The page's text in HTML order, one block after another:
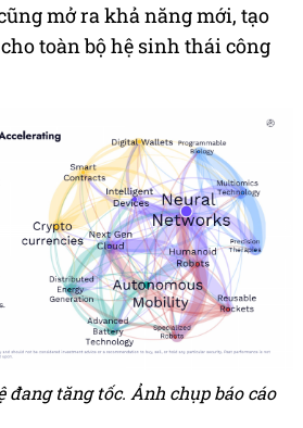
mở ra khả năng mới, tạo
toàn bộ hệ sinh thái công
đang tăng tốc. Ảnh chụp báo cáo